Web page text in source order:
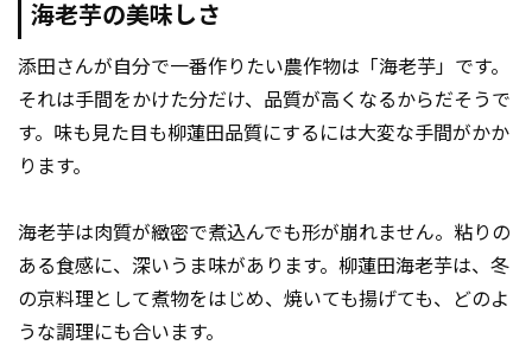
海老芋の美味しさ
添田さんが自分で一番作りたい農作物は「海老芋」です。
それは手間をかけた分だけ、品質が高くなるからだそうで
す。味も見た目も柳蓮田品質にするには大変な手間がかか
ります。
海老芋は肉質が緻密で煮込んでも形が崩れません。粘りの
ある食感に、深いうま味があります。柳蓮田海老芋は、冬
の京料理として煮物をはじめ、焼いても揚げても、どのよ
うな調理にも合います。